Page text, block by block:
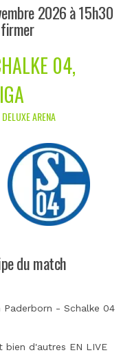
2026 à 15h30
04,
ARENA
du match
- Schalke 04
d'autres EN LIVE